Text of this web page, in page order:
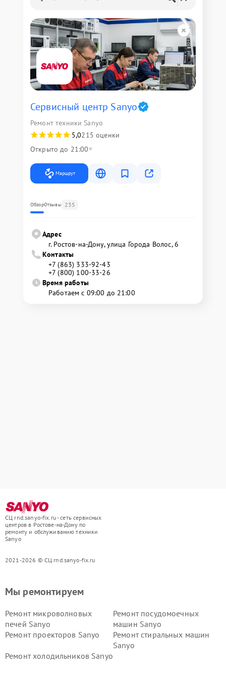
Сервисный центр Sanyo
Ремонт техники Sanyo
5,0215 оценки
Открыто до 21:00
Маршрут
ОбзорОтзывы 235
Адрес
г. Ростов-на-Дону, улица Города Волос, 6
Контакты
+7 (863) 333-92-43
+7 (800) 100-33-26
Время работы
Работаем с 09:00 до 21:00
СЦ rnd.sanyo-fix.ru - сеть сервисных
центров в Ростове-на-Дону по
ремонту и обслуживанию техники
Sanyo
2021-2026 © СЦ rnd.sanyo-fix.ru
Мы ремонтируем
Ремонт микроволновых
печей Sanyo
Ремонт посудомоечных
машин Sanyo
Ремонт проекторов Sanyo
Ремонт стиральных машин
Sanyo
Ремонт холодильников Sanyo